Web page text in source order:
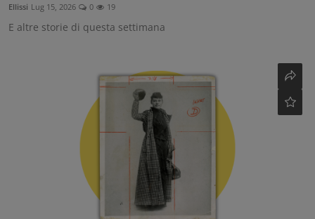
Ellissi Lug 15, 2026 0 19
E altre storie di questa settimana